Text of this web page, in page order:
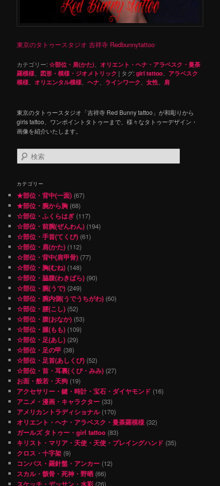
東京のタトゥースタジオ 吉祥寺 Redbunnytattoo
カテゴリー:☆部位・肩(かた)、オリエント・ヘナ・アラベスク・曼荼
羅模様、 図形・模様・ジオメトリック | タグ:girl tattoo、 アラベスク
模様、オリエンタル模様、ヘナ、 ラインワーク、女性、 肩
東京のタトゥースタジオ「吉祥寺 Red Bunny tattoo」が和彫りから
girls tattoo、ワンポイントタトゥーまで、様々なタトゥーデザイン・
画像を紹介いたします。
検
索
カテゴリー
★部位・背中(一面) (67)
★部位・腕から胸 (68)
☆部位・ふくらはぎ (117)
☆部位・前腕(ぜんわん) (194)
☆部位・手首(てくび) (61)
☆部位・肩(かた) (112)
☆部位・背中(肩甲骨) (77)
☆部位・胸(むね) (148)
☆部位・脇腹(わきばら) (90)
☆部位・腕(うで) (249)
☆部位・腕内側(うでうちがわ) (60)
☆部位・腰(こし) (52)
☆部位・腹(おなか) (53)
☆部位・腿(もも) (109)
☆部位・足(あし) (29)
☆部位・足の甲 (38)
☆部位・足首(あしくび) (52)
☆部位・首・耳裏(くび・みみ) (27)
お面・般若・天狗 (19)
アクセサリー・鍵・時計・宝石・ダイヤモンド (16)
アニメ・漫画・キャラクター (33)
アメリカントラディショナル(170)
オリエント・ヘナ・アラベスク・曼荼羅模様 (32)
ガールズ タトゥー・girl tattoo (83)
キリスト・マリア・天使・天使・プレイングハンド (35)
クロス・十字架 (9)
コンパス・羅針盤・アンカー (12)
スカル・骸骨・死神・野晒 (66)
スケッチ・デッサン・水彩 (26)